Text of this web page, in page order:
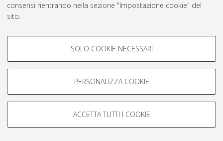
consensi rientrando nella sezione "Impostazione cookie" del
sito.
COOKIE DI PROFILAZIONE -
Si tratta di cookie utilizzati per analizzare le caratteristiche della
navigazione degli utenti, creare profili in base al loro comportamento
Mostra cookie di profilazione
COOKIE TECNICI - NECESSARI
SOLO COOKIE NECESSARI
PERSONALIZZA COOKIE
ACCETTA TUTTI I COOKIE
AMS Laurea
Servizio implementato e gestito da
Impostazioni Cookie
Informativa sulla privacy
© ALMA MATER STUDIORUM - Università di Bologna, 2007-2026.